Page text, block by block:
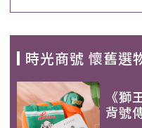
時光商號 懷舊選
《獅
背號